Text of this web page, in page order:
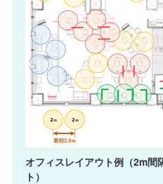
オフィスレイアウト例（2m間
ト）